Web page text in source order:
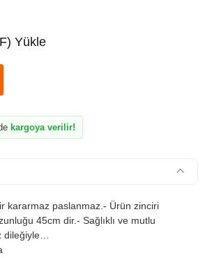
Yükle
kargoya verilir!
kararmaz paslanmaz.- Ürün zinciri
45cm dir.- Sağlıklı ve mutlu
dileğiyle…